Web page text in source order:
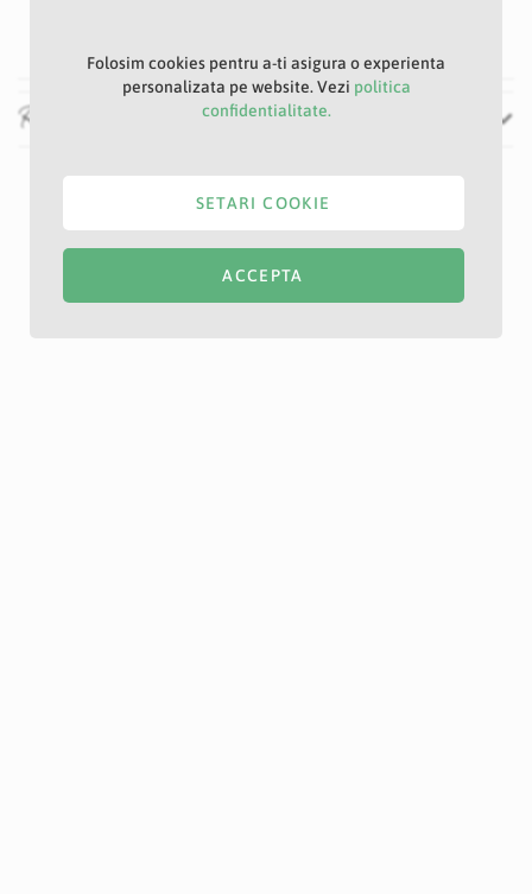
Recenzii
Folosim cookies pentru a-ti asigura o experienta
personalizata pe website. Vezi politica
confidentialitate.
ACCEPTA
SETARI COOKIE